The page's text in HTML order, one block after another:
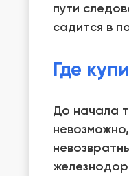
пути
садится в
Где
До начала